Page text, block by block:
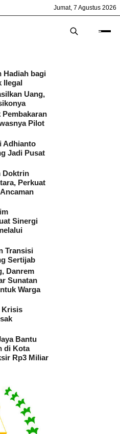
Jumat, 7 Agustus 2026
Hadiah bagi
Ilegal
Uang,
Pembakaran
Pilot
Adhianto
Jadi Pusat
Doktrin
Perkuat
Sinergi
Transisi
Sertijab
Danrem
Sunatan
Warga
Krisis
Bantu
di Kota
Rp3 Miliar